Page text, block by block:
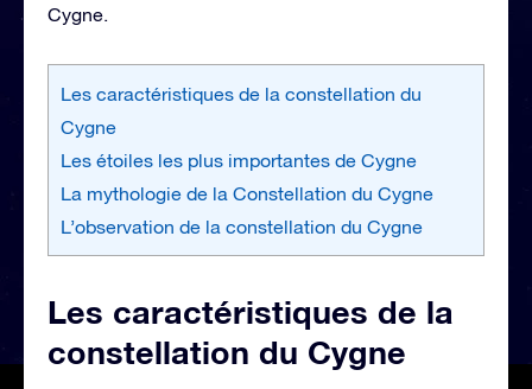
Cygne.
Les caractéristiques de la constellation du
Cygne
Les étoiles les plus importantes de Cygne
La mythologie de la Constellation du Cygne
L’observation de la constellation du Cygne
Les caractéristiques de la
constellation du Cygne